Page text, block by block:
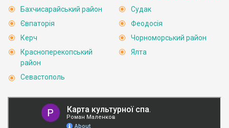
Бахчисарайський район
Євпаторія
Керч
Красноперекопський
район
Севастополь
Судак
Феодосія
Чорноморський район
Ялта